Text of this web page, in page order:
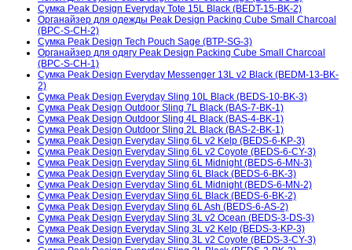
Сумка Peak Design Everyday Tote 15L Black (BEDT-15-BK-2)
Органайзер для одежды Peak Design Packing Cube Small Charcoal
(BPC-S-CH-2)
Сумка Peak Design Tech Pouch Sage (BTP-SG-3)
Органайзер для одягу Peak Design Packing Cube Small Charcoal
(BPC-S-CH-1)
Сумка Peak Design Everyday Messenger 13L v2 Black (BEDM-13-BK-
2)
Сумка Peak Design Everyday Sling 10L Black (BEDS-10-BK-3)
Сумка Peak Design Outdoor Sling 7L Black (BAS-7-BK-1)
Сумка Peak Design Outdoor Sling 4L Black (BAS-4-BK-1)
Сумка Peak Design Outdoor Sling 2L Black (BAS-2-BK-1)
Сумка Peak Design Everyday Sling 6L v2 Kelp (BEDS-6-KP-3)
Сумка Peak Design Everyday Sling 6L v2 Coyote (BEDS-6-CY-3)
Сумка Peak Design Everyday Sling 6L Midnight (BEDS-6-MN-3)
Сумка Peak Design Everyday Sling 6L Black (BEDS-6-BK-3)
Сумка Peak Design Everyday Sling 6L Midnight (BEDS-6-MN-2)
Сумка Peak Design Everyday Sling 6L Black (BEDS-6-BK-2)
Сумка Peak Design Everyday Sling 6L Ash (BEDS-6-AS-2)
Сумка Peak Design Everyday Sling 3L v2 Ocean (BEDS-3-DS-3)
Сумка Peak Design Everyday Sling 3L v2 Kelp (BEDS-3-KP-3)
Сумка Peak Design Everyday Sling 3L v2 Coyote (BEDS-3-CY-3)